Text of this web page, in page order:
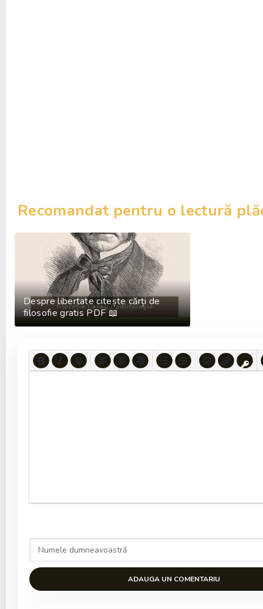
Recomandat pentru o lectură
Despre libertate citește cărți de
filosofie gratis PDF 📖
ADAUGA UN COMENTARIU